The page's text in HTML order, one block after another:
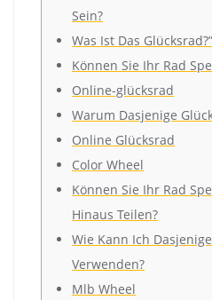
Sein?
Was Ist Das Glücksrad?”
Können Sie Ihr Rad
Online-glücksrad
Warum Dasjenige
Online Glücksrad
Color Wheel
Können Sie Ihr Rad
Hinaus Teilen?
Wie Kann Ich
Verwenden?
Mlb Wheel